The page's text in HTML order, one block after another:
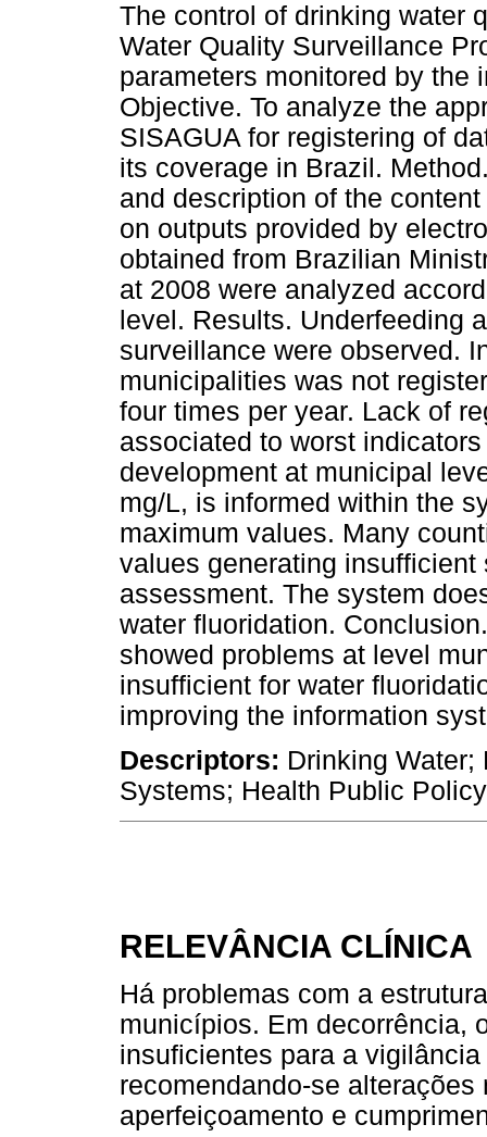
The control of drinking water
Water Quality Surveillance
parameters monitored by the
Objective. To analyze the
SISAGUA for registering of
its coverage in Brazil.
and description of the
on outputs provided by
obtained from Brazilian
at 2008 were analyzed
level. Results. Underfeeding
surveillance were observed.
municipalities was not
four times per year. Lack of
associated to worst
development at municipal
mg/L, is informed within the
maximum values. Many
values generating
assessment. The system
water fluoridation.
showed problems at level
insufficient for water
improving the information
Descriptors: Drinking
Systems; Health Public
RELEVÂNCIA CLÍNICA
Há problemas com a
municípios. Em decorrência,
insuficientes para a
recomendando-se
aperfeiçoamento e